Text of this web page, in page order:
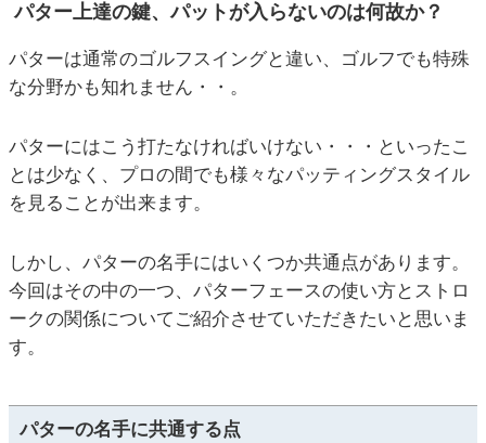
パター上達の鍵、パットが入らないのは何故か？
パターは通常のゴルフスイングと違い、ゴルフでも特殊
な分野かも知れません・・。
パターにはこう打たなければいけない・・・といったこ
とは少なく、プロの間でも様々なパッティングスタイル
を見ることが出来ます。
しかし、パターの名手にはいくつか共通点があります。
今回はその中の一つ、パターフェースの使い方とストロ
ークの関係についてご紹介させていただきたいと思いま
す。
パターの名手に共通する点